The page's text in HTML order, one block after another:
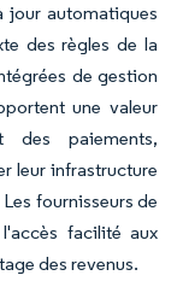
jour automatiques
des règles de la
de gestion
une valeur
des paiements,
leur infrastructure
fournisseurs de
facilité aux
des revenus.